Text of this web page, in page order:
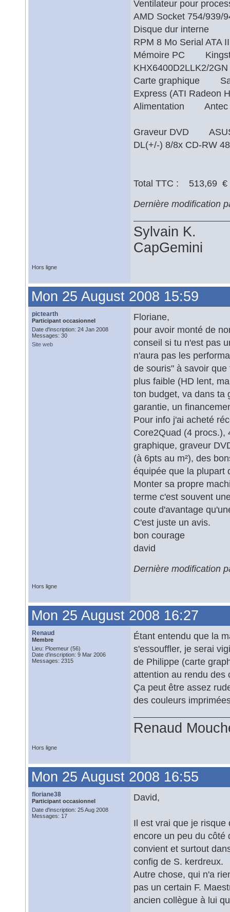
Ventilateur pour
AMD Socket 754/
Disque dur interne
RPM 8 Mo Serial
Mémoire PC
KHX6400D2LLK2/
Carte graphique
Express (ATI
Alimentation Antec
Graveur DVD
DL(+/-) 8/8x CD-RW
Total TTC : 513,69 €
Dernière modification
Sylvain K.
CapGemini
Hors ligne
Mon 25 August 2008 15:59
pictearth
Participant occasionnel
Date d'inscription: 24 Jan 2008
Messages: 30
Site web
Floriane,
pour avoir monté de
conseil si tu n'est pas
n'aura pas les
de souris" à savoir
plus faible (HD lent,
ton budget, va dans ta
garantie, un
Pour info j'ai acheté
Core2Quad (4 procs.),
graphique, graveur
(à 6pts au m²), des
équipée que la plupart
Monter sa propre
terme c'est souvent
coute d'avantage
C'est juste un avis.
bon courage
david
Dernière modification
Hors ligne
Mon 25 August 2008 16:27
Renaud
Membre
Lieu: Ploemeur (56)
Date d'inscription: 9 Mar 2006
Messages: 2315
Étant entendu que la
s'essouffler, je serai
de Philippe (carte
attention au rendu des
Ça peut être assez
des couleurs
Renaud
Hors ligne
Mon 25 August 2008 16:55
floriane38
Participant occasionnel
Date d'inscription: 25 Aug 2008
Messages: 17
David,
Il est vrai que je
encore un peu du côté
convient et surtout
config de S. kerdreux.
Autre chose, qui n'a
pas un certain F.
ancien collègue à lui